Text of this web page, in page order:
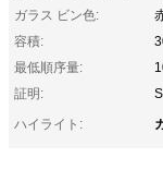
ガラス ビン色:
容積:
最低順序量:
証明:
ハイライト: